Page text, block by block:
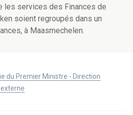
les services des Finances de
soient regroupés dans un
à Maasmechelen.
du Premier Ministre - Direction